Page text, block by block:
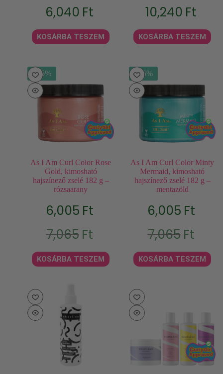
6,040 Ft
KOSÁRBA TESZEM
10,240 Ft
KOSÁRBA TESZEM
- 15%
As I Am Curl Color Rose
Gold, kimosható
hajszínező zselé 182 g –
rózsaarany
7,065 Ft
price
7,065Ft.
6,005 Ft
price
6,005Ft.
KOSÁRBA TESZEM
- 15%
As I Am Curl Color Minty
Mermaid, kimosható
hajszínező zselé 182 g –
mentazöld
7,065 Ft
price
7,065Ft.
6,005 Ft
price
6,005Ft.
KOSÁRBA TESZEM